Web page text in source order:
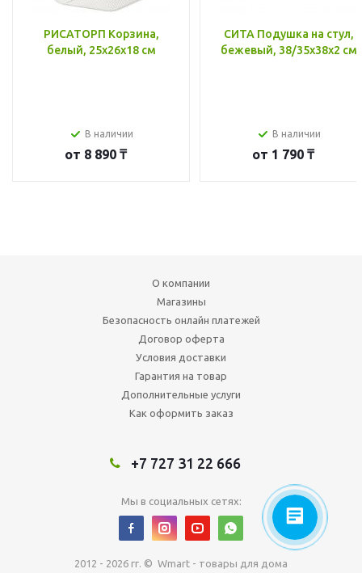
РИСАТОРП Корзина,
белый, 25x26x18 см
В наличии
от 8 890 ₸
СИТА Подушка на стул,
бежевый, 38/35x38x2 см
В наличии
от 1 790 ₸
О компании
Магазины
Безопасность онлайн платежей
Договор оферта
Условия доставки
Гарантия на товар
Дополнительные услуги
Как оформить заказ
+7 727 31 22 666
Мы в социальных сетях:
2012 - 2026 гг. © Wmart - товары для дома